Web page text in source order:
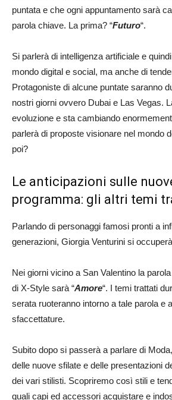
puntata e che ogni appuntamento sarà
parola chiave. La prima? “Futuro“.
Si parlerà di intelligenza artificiale e
mondo digital e social, ma anche di
Protagoniste di alcune puntate saranno
nostri giorni ovvero Dubai e Las Vegas.
evoluzione e sta cambiando
parlerà di proposte visionare nel mondo
poi?
Le anticipazioni sulle
programma: gli altri temi
Parlando di personaggi famosi pronti a
generazioni, Giorgia Venturini si
Nei giorni vicino a San Valentino la
di X-Style sarà “Amore“. I temi trattati
serata ruoteranno intorno a tale parola e
sfaccettature.
Subito dopo si passerà a parlare di
delle nuove sfilate e delle presentazioni
dei vari stilisti. Scopriremo così stili e
quali capi ed accessori acquistare e